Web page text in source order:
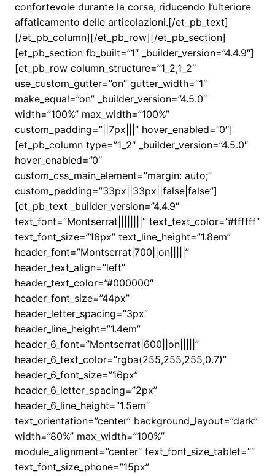
confortevole durante la corsa, riducendo l’ulteriore
affaticamento delle articolazioni.[/et_pb_text]
[/et_pb_column][/et_pb_row][/et_pb_section]
[et_pb_section fb_built=”1″ _builder_version=”4.4.9″]
[et_pb_row column_structure=”1_2,1_2″
use_custom_gutter=”on” gutter_width=”1″
make_equal=”on” _builder_version=”4.5.0″
width=”100%” max_width=”100%”
custom_padding=”||7px|||” hover_enabled=”0″]
[et_pb_column type=”1_2″ _builder_version=”4.5.0″
hover_enabled=”0″
custom_css_main_element=”margin: auto;”
custom_padding=”33px||33px||false|false”]
[et_pb_text _builder_version=”4.4.9″
text_font=”Montserrat||||||||” text_text_color=”#ffffff”
text_font_size=”16px” text_line_height=”1.8em”
header_font=”Montserrat|700||on|||||”
header_text_align=”left”
header_text_color=”#000000″
header_font_size=”44px”
header_letter_spacing=”3px”
header_line_height=”1.4em”
header_6_font=”Montserrat|600||on|||||”
header_6_text_color=”rgba(255,255,255,0.7)”
header_6_font_size=”16px”
header_6_letter_spacing=”2px”
header_6_line_height=”1.5em”
text_orientation=”center” background_layout=”dark”
width=”80%” max_width=”100%”
module_alignment=”center” text_font_size_tablet=””
text_font_size_phone=”15px”